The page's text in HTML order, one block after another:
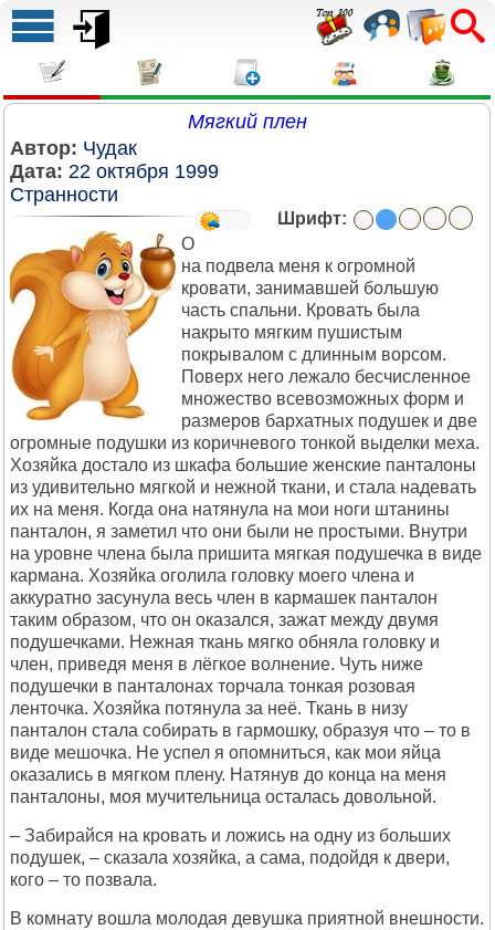
Мягкий плен
Автор: Чудак
Дата: 22 октября 1999
Странности
Шрифт:
О
на подвела меня к огромной
кровати, занимавшей большую
часть спальни. Кровать была
накрыто мягким пушистым
покрывалом с длинным ворсом.
Поверх него лежало бесчисленное
множество всевозможных форм и
размеров бархатных подушек и две
огромные подушки из коричневого тонкой выделки меха.
Хозяйка достало из шкафа большие женские панталоны
из удивительно мягкой и нежной ткани, и стала надевать
их на меня. Когда она натянула на мои ноги штанины
панталон, я заметил что они были не простыми. Внутри
на уровне члена была пришита мягкая подушечка в виде
кармана. Хозяйка оголила головку моего члена и
аккуратно засунула весь член в кармашек панталон
таким образом, что он оказался, зажат между двумя
подушечками. Нежная ткань мягко обняла головку и
член, приведя меня в лёгкое волнение. Чуть ниже
подушечки в панталонах торчала тонкая розовая
ленточка. Хозяйка потянула за неё. Ткань в низу
панталон стала собирать в гармошку, образуя что – то в
виде мешочка. Не успел я опомниться, как мои яйца
оказались в мягком плену. Натянув до конца на меня
панталоны, моя мучительница осталась довольной.
– Забирайся на кровать и ложись на одну из больших
подушек, – сказала хозяйка, а сама, подойдя к двери,
кого – то позвала.
В комнату вошла молодая девушка приятной внешности.